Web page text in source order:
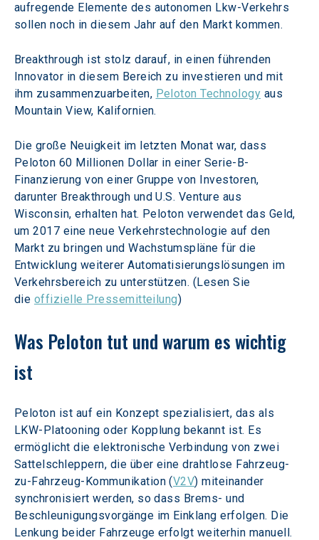
aufregende Elemente des autonomen Lkw-Verkehrs
sollen noch in diesem Jahr auf den Markt kommen.
Breakthrough ist stolz darauf, in einen führenden
Innovator in diesem Bereich zu investieren und mit
ihm zusammenzuarbeiten, Peloton Technology aus
Mountain View, Kalifornien.
Die große Neuigkeit im letzten Monat war, dass
Peloton 60 Millionen Dollar in einer Serie-B-
Finanzierung von einer Gruppe von Investoren,
darunter Breakthrough und U.S. Venture aus
Wisconsin, erhalten hat. Peloton verwendet das Geld,
um 2017 eine neue Verkehrstechnologie auf den
Markt zu bringen und Wachstumspläne für die
Entwicklung weiterer Automatisierungslösungen im
Verkehrsbereich zu unterstützen. (Lesen Sie
die offizielle Pressemitteilung)
Was Peloton tut und warum es wichtig
ist
Peloton ist auf ein Konzept spezialisiert, das als
LKW-Platooning oder Kopplung bekannt ist. Es
ermöglicht die elektronische Verbindung von zwei
Sattelschleppern, die über eine drahtlose Fahrzeug-
zu-Fahrzeug-Kommunikation (V2V) miteinander
synchronisiert werden, so dass Brems- und
Beschleunigungsvorgänge im Einklang erfolgen. Die
Lenkung beider Fahrzeuge erfolgt weiterhin manuell.